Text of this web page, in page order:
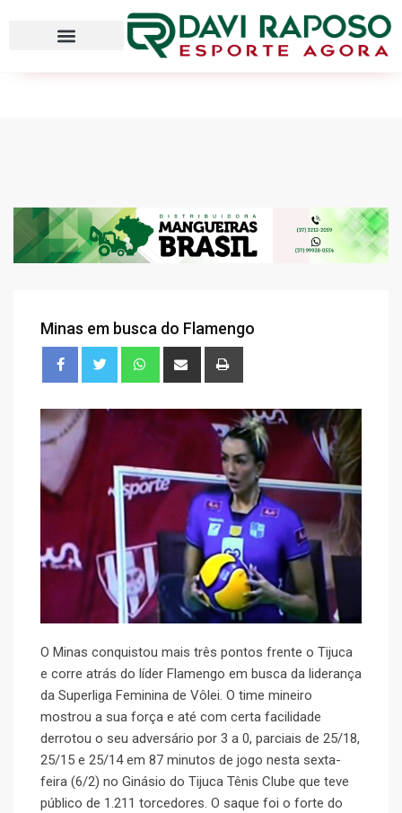
Minas em busca do Flamengo
O Minas conquistou mais três pontos frente o Tijuca
e corre atrás do líder Flamengo em busca da liderança
da Superliga Feminina de Vôlei. O time mineiro
mostrou a sua força e até com certa facilidade
derrotou o seu adversário por 3 a 0, parciais de 25/18,
25/15 e 25/14 em 87 minutos de jogo nesta sexta-
feira (6/2) no Ginásio do Tijuca Tênis Clube que teve
público de 1.211 torcedores. O saque foi o forte do